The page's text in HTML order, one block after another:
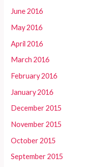
June 2016
May 2016
April 2016
March 2016
February 2016
January 2016
December 2015
November 2015
October 2015
September 2015